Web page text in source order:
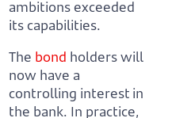
ambitions exceeded
its capabilities.
The bond holders will
now have a
controlling interest in
the bank. In practice,